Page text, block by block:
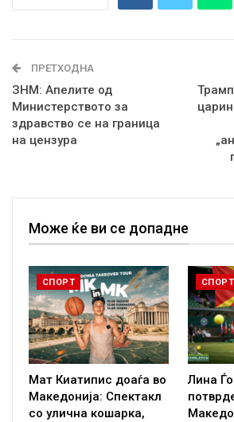
ПРЕТХОДНА
ЗНМ: Апелите од
Министерството за
здравство се на граница
на цензура
Може ќе ви се допадне
СПОРТ
Мат Киатипис доаѓа во
Македонија: Спектакл
со улична кошарка,
СПОРТ
Лина